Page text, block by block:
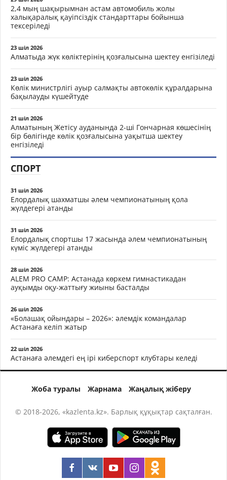
2,4 мың шақырымнан астам автомобиль жолы
халықаралық қауіпсіздік стандарттары бойынша
тексеріледі
23 шіл 2026
Алматыда жүк көліктерінің қозғалысына шектеу енгізіледі
23 шіл 2026
Көлік министрлігі ауыр салмақты автокөлік құралдарына
бақылауды күшейтуде
21 шіл 2026
Алматының Жетісу ауданында 2-ші Гончарная көшесінің
бір бөлігінде көлік қозғалысына уақытша шектеу
енгізіледі
СПОРТ
31 шіл 2026
Елордалық шахматшы әлем чемпионатының қола
жүлдегері атанды
31 шіл 2026
Елордалық спортшы 17 жасында әлем чемпионатының
күміс жүлдегері атанды
28 шіл 2026
ALEM PRO CAMP: Астанада көркем гимнастикадан
ауқымды оқу-жаттығу жиыны басталды
26 шіл 2026
«Болашақ ойындары – 2026»: әлемдік командалар
Астанаға келіп жатыр
22 шіл 2026
Астанаға әлемдегі ең ірі киберспорт клубтары келеді
Жоба туралы Жарнама Жаңалық жіберу
© 2018-2026, «kazlenta.kz». Барлық құқықтар сақталған.